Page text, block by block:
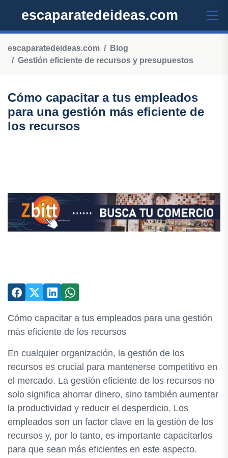
escaparatedeideas.com
escaparatedeideas.com
Blog
Gestión eficiente de recursos y presupuestos
Cómo capacitar a tus empleados
para una gestión más eficiente de
los recursos
Cómo capacitar a tus empleados para una gestión
más eficiente de los recursos
En cualquier organización, la gestión de los
recursos es crucial para mantenerse competitivo en
el mercado. La gestión eficiente de los recursos no
solo significa ahorrar dinero, sino también aumentar
la productividad y reducir el desperdicio. Los
empleados son un factor clave en la gestión de los
recursos y, por lo tanto, es importante capacitarlos
para que sean más eficientes en este aspecto.